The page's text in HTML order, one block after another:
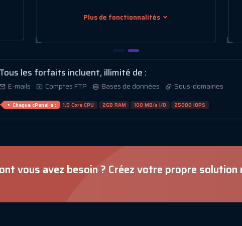
Plus de fonctionnalités
Tous les forfaits incluent, illimité de :
E-mails Comptes FTP Bases de données Sous-domaines
Chaque cPanel a : 1.5 Core CPU 2GB RAM 100 MB/s I/O 25000 IOPS
vous avez besoin ? Créez votre propre solution